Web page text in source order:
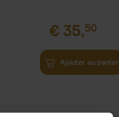
€ 35,50
Ajouter au panier